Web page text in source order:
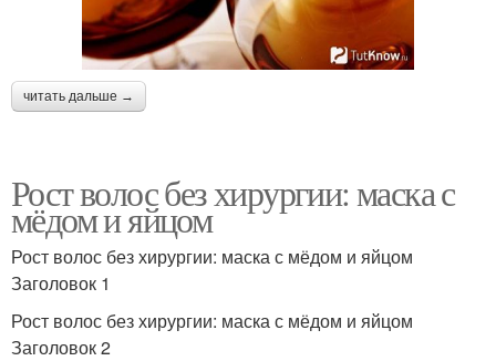
читать дальше →
Рост волос без хирургии: маска с
мёдом и яйцом
Рост волос без хирургии: маска с мёдом и яйцом
Заголовок 1
Рост волос без хирургии: маска с мёдом и яйцом
Заголовок 2